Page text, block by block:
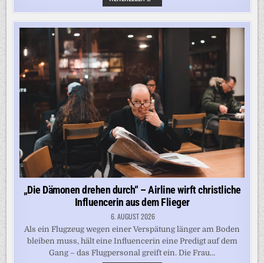
IN
KÖLN
GEFUNDEN
–
RTL-
SENDEZENTRUM
MUSS
EVAKUIERT
„Die Dämonen drehen durch“ – Airline wirft christliche
Influencerin aus dem Flieger
6. AUGUST 2026
Als ein Flugzeug wegen einer Verspätung länger am Boden
bleiben muss, hält eine Influencerin eine Predigt auf dem
Gang – das Flugpersonal greift ein. Die Frau…